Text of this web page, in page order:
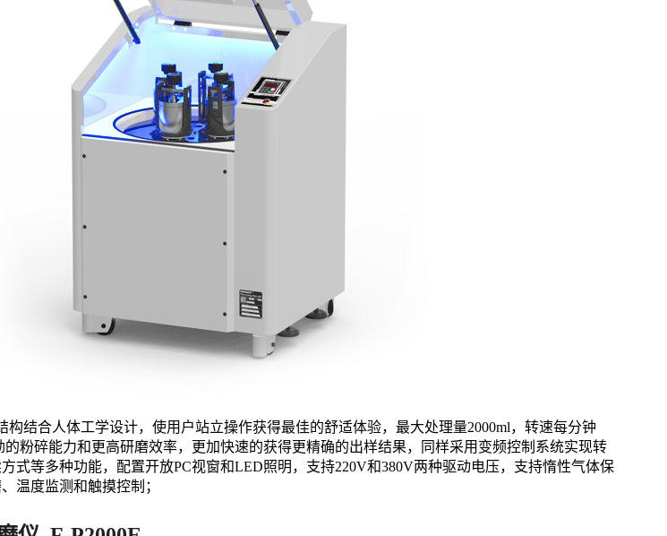
构结合人体工学设计，使用户站立操作获得最佳的舒适体验，最大处理量2000ml，转速每分钟
的粉碎能力和更高研磨效率，更加快速的获得更精确的出样结果，同样采用变频控制系统实现转
式等多种功能，配置开放PC视窗和LED照明，支持220V和380V两种驱动电压，支持惰性气体保
温度监测和触摸控制；